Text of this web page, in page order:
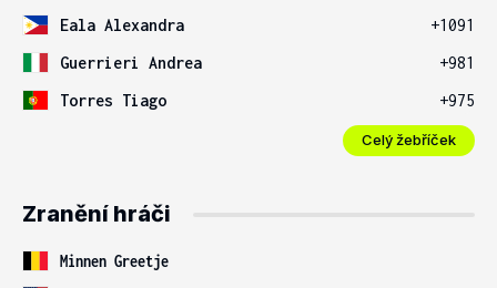
Eala Alexandra
+1091
Guerrieri Andrea
+981
Torres Tiago
+975
Celý žebříček
Zranění hráči
Minnen Greetje